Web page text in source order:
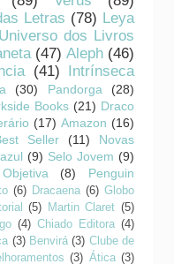
Letras (78) Leya
Universo dos Livros
(47) Aleph (46)
(41)
Intrínseca
(30) Pandorga
(28)
Books (21) Draco
(17) Amazon (16)
Seller (11)
Novas
(9) Selo Jovem (9)
Objetiva (8)
Penguin
(6) Dracaena (6) Globo
(5) Martin Claret (5)
(4) Chiado Editora (4)
(3) Benvirá (3) Clube de
(3) Ática (3)